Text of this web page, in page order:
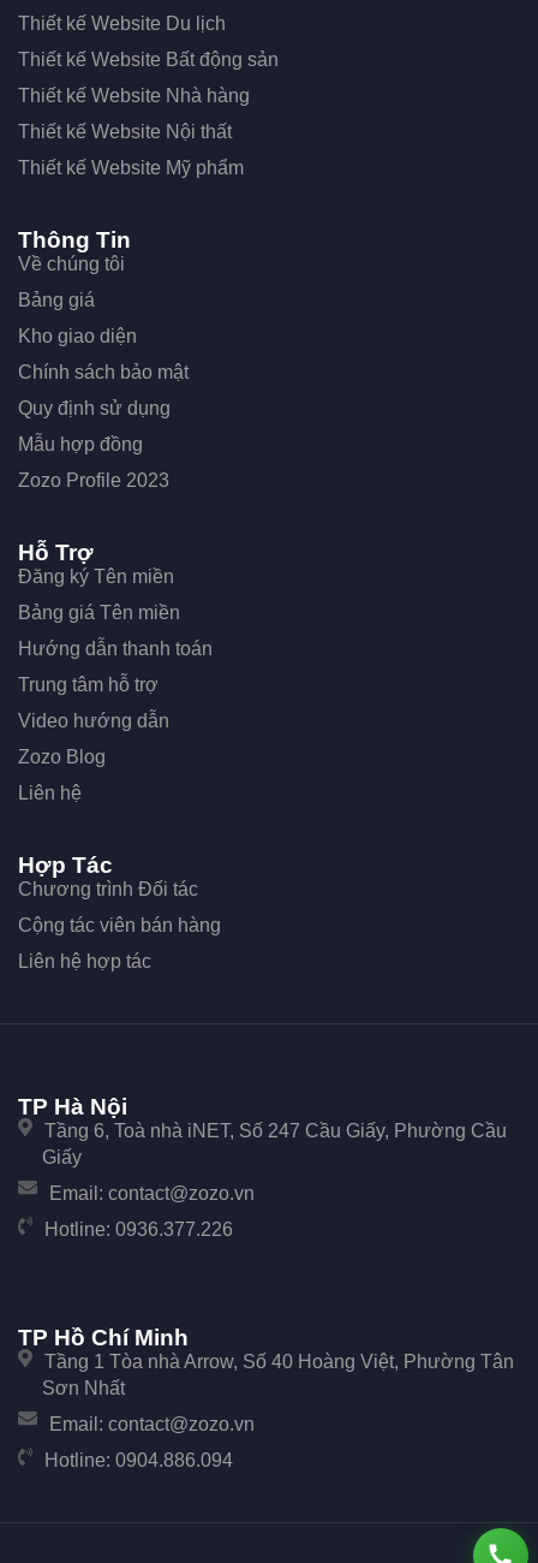
Thiết kế Website Du lịch
Thiết kế Website Bất động sản
Thiết kế Website Nhà hàng
Thiết kế Website Nội thất
Thiết kế Website Mỹ phẩm
Thông Tin
Về chúng tôi
Bảng giá
Kho giao diện
Chính sách bảo mật
Quy định sử dụng
Mẫu hợp đồng
Zozo Profile 2023
Hỗ Trợ
Đăng ký Tên miền
Bảng giá Tên miền
Hướng dẫn thanh toán
Trung tâm hỗ trợ
Video hướng dẫn
Zozo Blog
Liên hệ
Hợp Tác
Chương trình Đối tác
Cộng tác viên bán hàng
Liên hệ hợp tác
TP Hà Nội
Tầng 6, Toà nhà iNET, Số 247 Cầu Giấy, Phường Cầu
Giấy
Email: contact@zozo.vn
Hotline: 0936.377.226
TP Hồ Chí Minh
Tầng 1 Tòa nhà Arrow, Số 40 Hoàng Việt, Phường Tân
Sơn Nhất
Email: contact@zozo.vn
Hotline: 0904.886.094